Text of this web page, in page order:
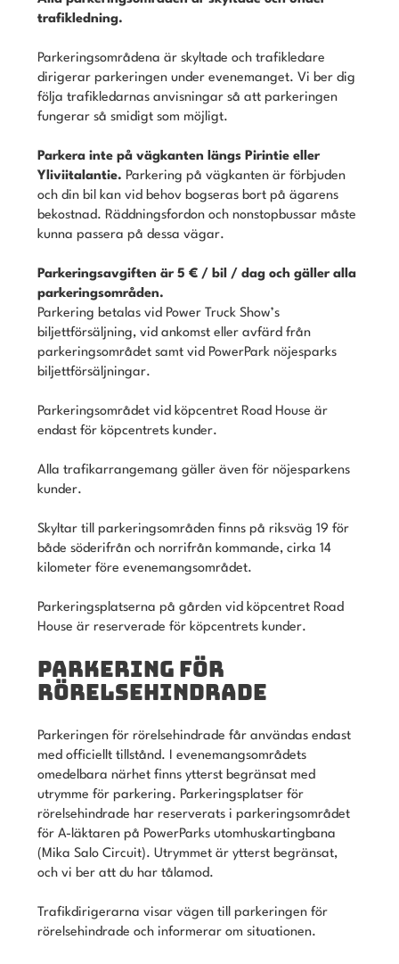
trafikledning.
Parkeringsområdena är skyltade och trafikledare
dirigerar parkeringen under evenemanget. Vi ber dig
följa trafikledarnas anvisningar så att parkeringen
fungerar så smidigt som möjligt.
Parkera inte på vägkanten längs Pirintie eller
Yliviitalantie. Parkering på vägkanten är förbjuden
och din bil kan vid behov bogseras bort på ägarens
bekostnad. Räddningsfordon och nonstopbussar måste
kunna passera på dessa vägar.
Parkeringsavgiften är 5 € / bil / dag och gäller alla
parkeringsområden.
Parkering betalas vid Power Truck Show’s
biljettförsäljning, vid ankomst eller avfärd från
parkeringsområdet samt vid PowerPark nöjesparks
biljettförsäljningar.
Parkeringsområdet vid köpcentret Road House är
endast för köpcentrets kunder.
Alla trafikarrangemang gäller även för nöjesparkens
kunder.
Skyltar till parkeringsområden finns på riksväg 19 för
både söderifrån och norrifrån kommande, cirka 14
kilometer före evenemangsområdet.
Parkeringsplatserna på gården vid köpcentret Road
House är reserverade för köpcentrets kunder.
PARKERING FÖR
RÖRELSEHINDRADE
Parkeringen för rörelsehindrade får användas endast
med officiellt tillstånd. I evenemangsområdets
omedelbara närhet finns ytterst begränsat med
utrymme för parkering. Parkeringsplatser för
rörelsehindrade har reserverats i parkeringsområdet
för A-läktaren på PowerParks utomhuskartingbana
(Mika Salo Circuit). Utrymmet är ytterst begränsat,
och vi ber att du har tålamod.
Trafikdirigerarna visar vägen till parkeringen för
rörelsehindrade och informerar om situationen.